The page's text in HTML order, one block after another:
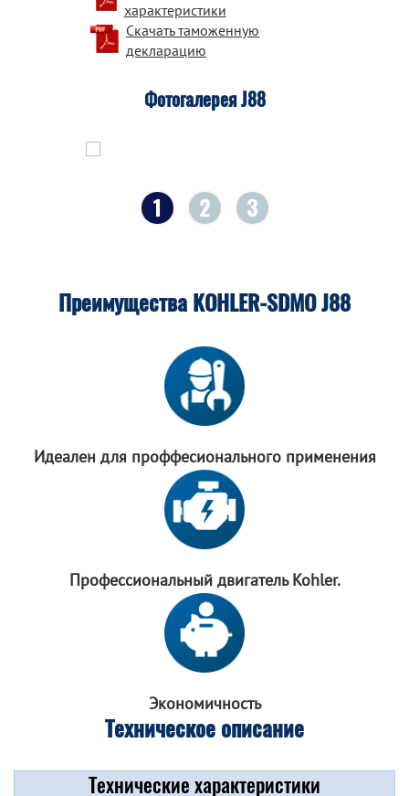
характеристики
Скачать таможенную
декларацию
Фотогалерея J88
1 2 3
Преимущества KOHLER-SDMO J88
Идеален для проффесиональногоприменения
Профессиональныйдвигатель Kohler.
Экономичность
Техническое описание
Технические характеристики